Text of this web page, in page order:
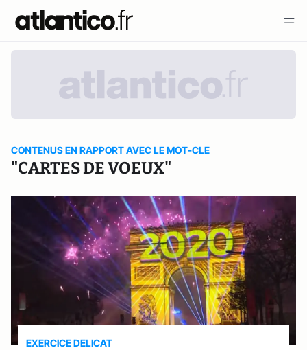
CONTENUS EN RAPPORT AVEC LE MOT-CLE
"CARTES DE VOEUX"
EXERCICE DELICAT